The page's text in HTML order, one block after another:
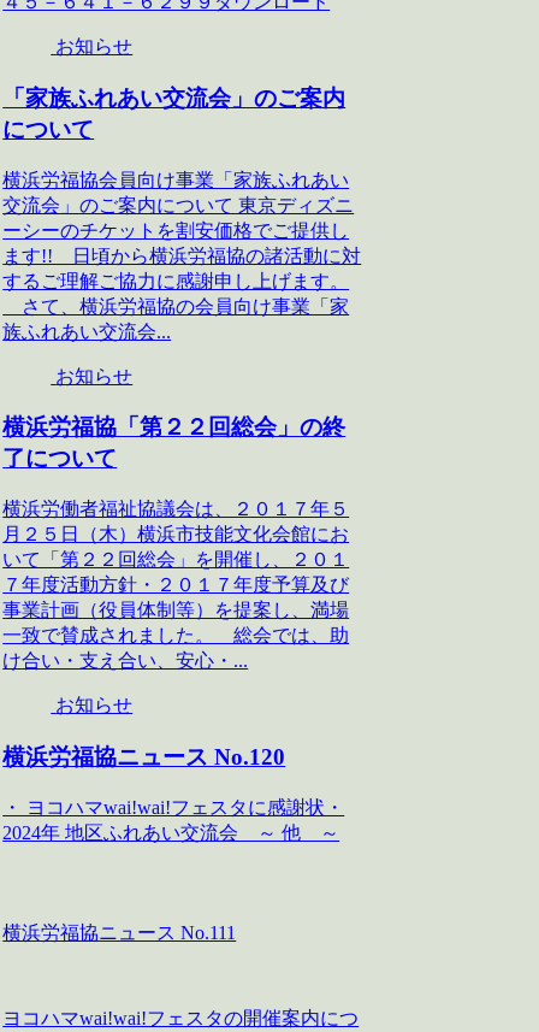
お知らせ
「家族ふれあい交流会」のご案内
について
横浜労福協会員向け事業「家族ふれあい
交流会」のご案内について 東京ディズニ
ーシーのチケットを割安価格でご提供し
ます!! 日頃から横浜労福協の諸活動に対
するご理解ご協力に感謝申し上げます。
さて、横浜労福協の会員向け事業「家
族ふれあい交流会...
お知らせ
横浜労福協「第２２回総会」の終
了について
横浜労働者福祉協議会は、２０１７年５
月２５日（木）横浜市技能文化会館にお
いて「第２２回総会」を開催し、２０１
７年度活動方針・２０１７年度予算及び
事業計画（役員体制等）を提案し、満場
一致で賛成されました。 総会では、助
け合い・支え合い、安心・...
お知らせ
横浜労福協ニュース No.120
・ ヨコハマwai!wai!フェスタに感謝状・
2024年 地区ふれあい交流会 ～ 他 ～
横浜労福協ニュース No.111
ヨコハマwai!wai!フェスタの開催案内につ